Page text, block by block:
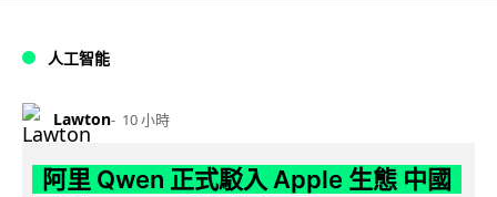
人工智能
Lawton 10 小時
阿里 Qwen 正式駁入 Apple 生態 中國